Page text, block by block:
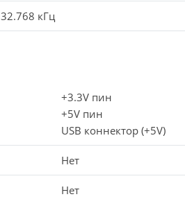
32.768 кГц
+3.3V пин
+5V пин
USB коннектор (+5V)
Нет
Нет